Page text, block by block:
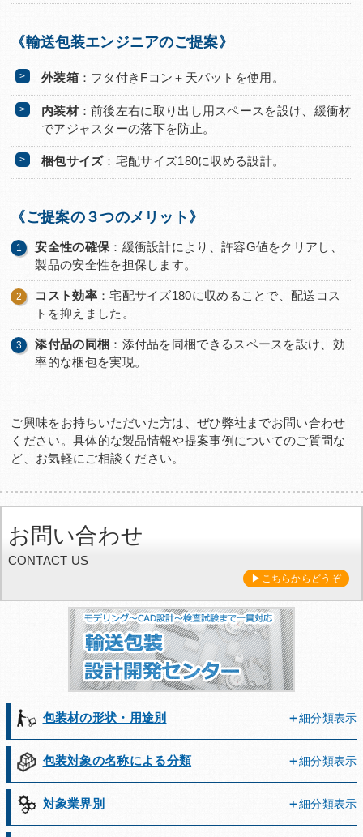
《輸送包装エンジニアのご提案》
外装箱：フタ付きFコン＋天パットを使用。
内装材：前後左右に取り出し用スペースを設け、緩衝材
でアジャスターの落下を防止。
梱包サイズ：宅配サイズ180に収める設計。
《ご提案の３つのメリット》
安全性の確保 ：緩衝設計により、許容G値をクリアし、
製品の安全性を担保します。
コスト効率：宅配サイズ180に収めることで、配送コス
トを抑えました。
添付品の同梱 ：添付品を同梱できるスペースを設け、効
率的な梱包を実現。
ご興味をお持ちいただいた方は、ぜひ弊社までお問い合わせ
ください。具体的な製品情報や提案事例についてのご質問な
ど、お気軽にご相談ください。
お問い合わせ
CONTACT US
▶こちらからどうぞ
包装材の形状・用途別 細分類表示
包装対象の名称による分類 細分類表示
対象業界別 細分類表示